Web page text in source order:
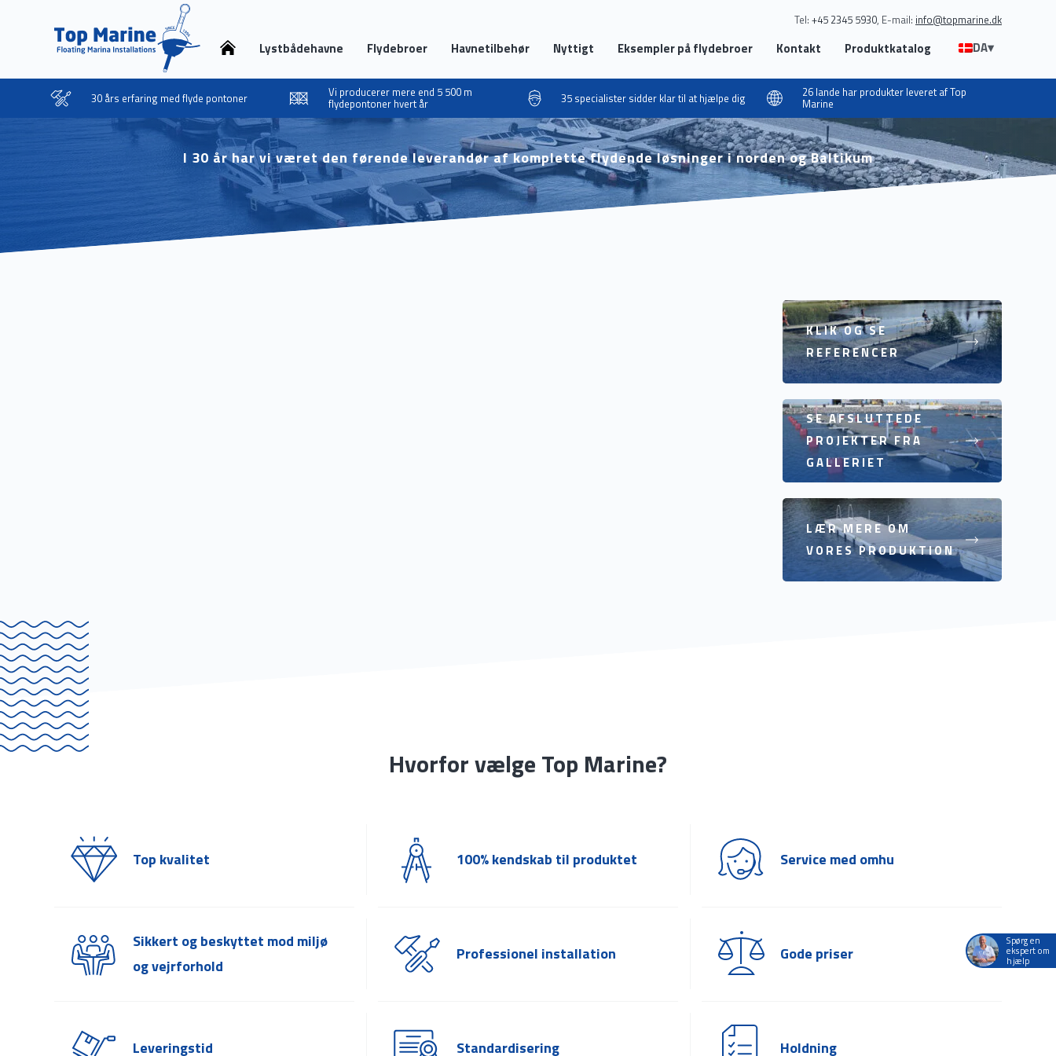
Tel: +45 2345 5930 E-mail: info@topmarine.dk
Lystbådehavne Flydebroer Havnetilbehør Nyttigt Eksempler på flydebroer Kontakt Produktkatalog DA▾
30 års erfaring med flyde pontoner Vi producerer mere end 5 500 m
flydepontoner hvert år 35 specialister sidder klar til at hjælpe dig 26 lande har produkter leveret af Top
Marine
I 30 år har vi været den førende leverandør af komplette flydende løsninger i norden og Baltikum
KLIK OG SE
REFERENCER
SE AFSLUTTEDE
PROJEKTER FRA
GALLERIET
LÆR MERE OM
VORES PRODUKTION
Hvorfor vælge Top Marine?
Top kvalitet 100% kendskab til produktet Service med omhu
Sikkert og beskyttet mod miljø
og vejrforhold
Professionel installation Gode priser
Leveringstid Standardisering Holdning
Spørg en
ekspert om
hjælp